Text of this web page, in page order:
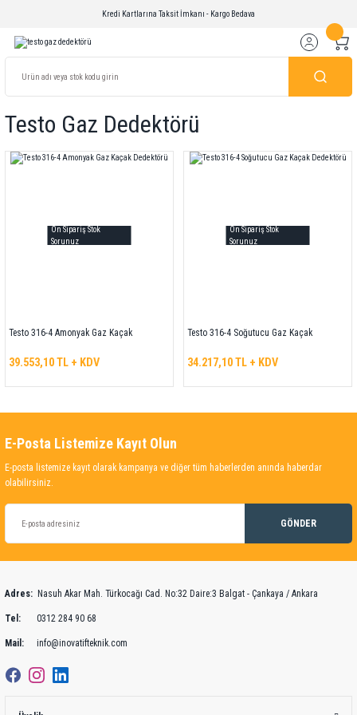
Kredi Kartlarına Taksit İmkanı - Kargo Bedava
Testo Gaz Dedektörü
Ön Sipariş Stok
Sorunuz
Testo 316-4 Amonyak Gaz Kaçak
39.553,10 TL + KDV
Ön Sipariş Stok
Sorunuz
Testo 316-4 Soğutucu Gaz Kaçak
34.217,10 TL + KDV
E-Posta Listemize Kayıt Olun
E-posta listemize kayıt olarak kampanya ve diğer tüm haberlerden anında haberdar
olabilirsiniz.
GÖNDER
Adres: Nasuh Akar Mah. Türkocağı Cad. No:32 Daire:3 Balgat - Çankaya / Ankara
Tel: 0312 284 90 68
Mail: info@inovatifteknik.com